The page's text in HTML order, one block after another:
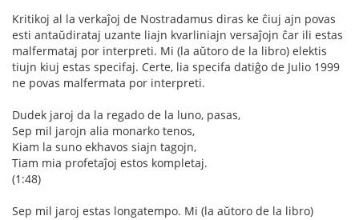
Kritikoj al la verkaĵoj de Nostradamus diras ke ĉiuj ajn povas
esti antaŭdirataj uzante liajn kvarliniajn versaĵojn ĉar ili estas
malfermataj por interpreti. Mi (la aŭtoro de la libro) elektis
tiujn kiuj estas specifaj. Certe, lia specifa datiĝo de Julio 1999
ne povas malfermata por interpreti.
Dudek jaroj da la regado de la luno, pasas,
Sep mil jarojn alia monarko tenos,
Kiam la suno ekhavos siajn tagojn,
Tiam mia profetaĵoj estos kompletaj.
(1:48)
Sep mil jaroj estas longatempo. Mi (la aŭtoro de la libro)